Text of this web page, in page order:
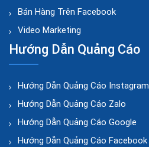
Bán Hàng Trên Facebook
Video Marketing
Hướng Dẫn Quảng Cáo
Hướng Dẫn Quảng Cáo Instagram
Hướng Dẫn Quảng Cáo Zalo
Hướng Dẫn Quảng Cáo Google
Hướng Dẫn Quảng Cáo Facebook